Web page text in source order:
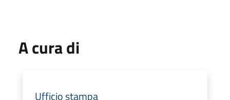
A cura di
Ufficio stampa